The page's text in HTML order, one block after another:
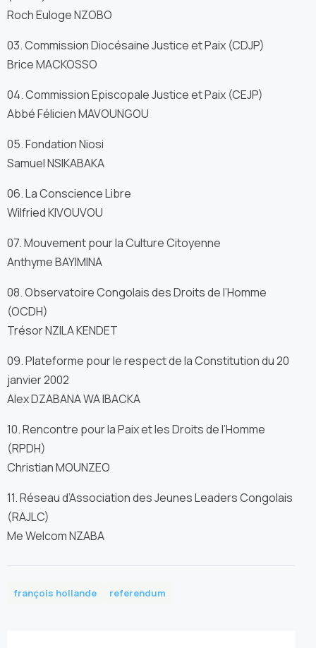
Roch Euloge NZOBO
03. Commission Diocésaine Justice et Paix (CDJP)
Brice MACKOSSO
04. Commission Episcopale Justice et Paix (CEJP)
Abbé Félicien MAVOUNGOU
05. Fondation Niosi
Samuel NSIKABAKA
06. La Conscience Libre
Wilfried KIVOUVOU
07. Mouvement pour la Culture Citoyenne
Anthyme BAYIMINA
08. Observatoire Congolais des Droits de l’Homme
(OCDH)
Trésor NZILA KENDET
09. Plateforme pour le respect de la Constitution du 20
janvier 2002
Alex DZABANA WA IBACKA
10. Rencontre pour la Paix et les Droits de l’Homme
(RPDH)
Christian MOUNZEO
11. Réseau d’Association des Jeunes Leaders Congolais
(RAJLC)
Me Welcom NZABA
françois hollande referendum